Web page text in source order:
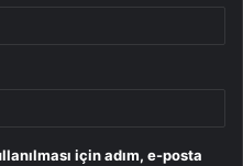
için adım, e-posta